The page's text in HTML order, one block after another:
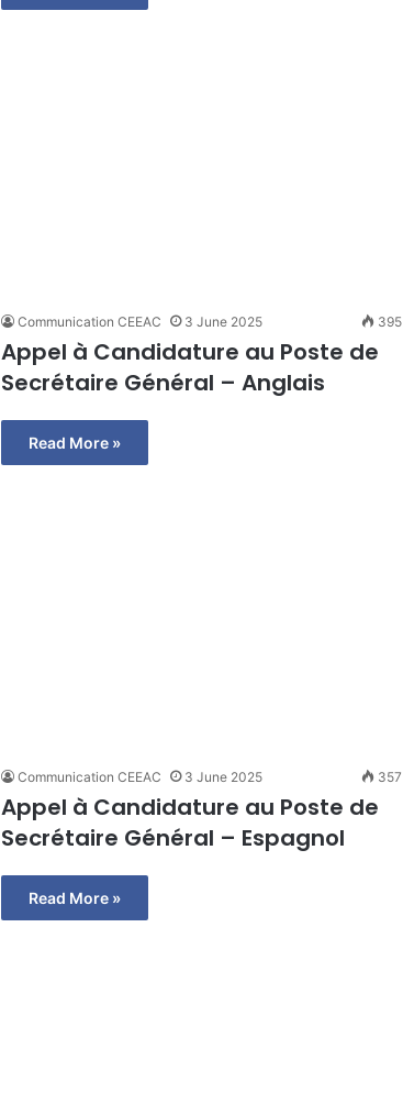
Communication CEEAC 3 June 2025 395
Appel à Candidature au Poste de
Secrétaire Général – Anglais
Read More »
Communication CEEAC 3 June 2025 357
Appel à Candidature au Poste de
Secrétaire Général – Espagnol
Read More »